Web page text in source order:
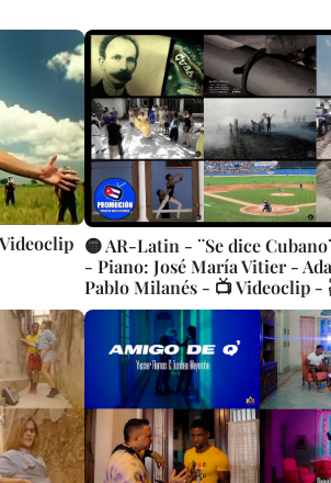
🟡 AR-Latin - ¨Se dice
- Piano: José María Vitier -
Pablo Milanés - 📺 Videoclip -
Raquel Plumed